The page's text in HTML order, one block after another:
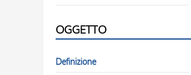
OGGETTO
Definizione